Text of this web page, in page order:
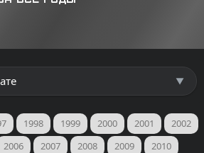
1998 1999 2000 2001
2002
2006 2007 2008 2009
2010